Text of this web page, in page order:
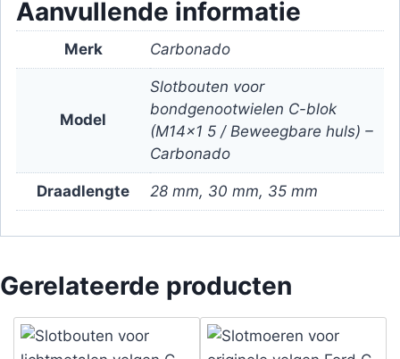
Aanvullende informatie
Merk Carbonado
Model
Slotbouten voor
bondgenootwielen C-blok
(M14x1 5 / Beweegbare huls) –
Carbonado
Draadlengte 28 mm, 30 mm, 35 mm
Gerelateerde producten